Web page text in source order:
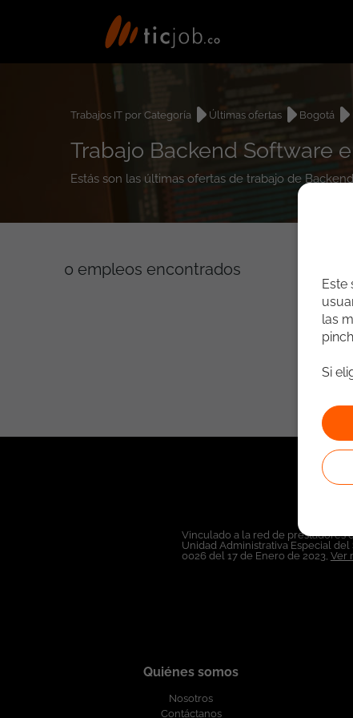
Trabajos IT por Categoría Últimas ofertas Bogotá
Trabajo Backend Software
Estás son las últimas ofertas de trabajo de
0 empleos encontrados
Vinculado a la red de prestadores
Unidad Administrativa Especial
0026 del 17 de Enero de 2023, Ver
Quiénes somos
Nosotros
Contáctanos
Este
las
Si